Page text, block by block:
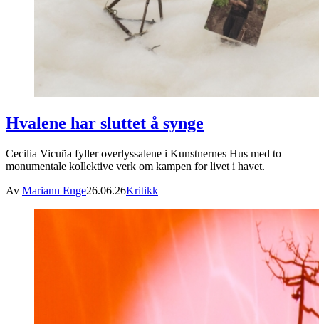
Hvalene har sluttet å synge
Cecilia Vicuña fyller overlyssalene i Kunstnernes Hus med to
monumentale kollektive verk om kampen for livet i havet.
Av Mariann Enge26.06.26Kritikk